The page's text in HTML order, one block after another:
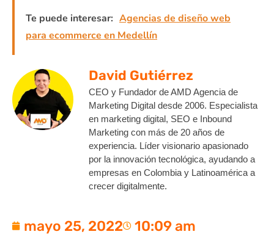
Te puede interesar: Agencias de diseño web
para ecommerce en Medellín
David Gutiérrez
CEO y Fundador de AMD Agencia de
Marketing Digital desde 2006. Especialista
en marketing digital, SEO e Inbound
Marketing con más de 20 años de
experiencia. Líder visionario apasionado
por la innovación tecnológica, ayudando a
empresas en Colombia y Latinoamérica a
crecer digitalmente.
mayo 25, 2022 10:09 am